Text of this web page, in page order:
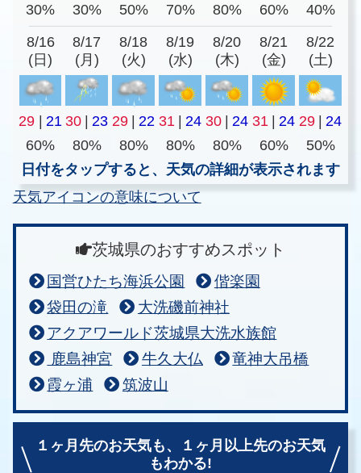
30%
30% 50% 70% 80% 60% 40%
8/16
(日)
8/17
(月)
8/18
(火)
8/19
(水)
8/20
(木)
8/21
(金)
8/22
(土)
29 21 30 23 29 22 31 24 30 24 31 24 29
24
60%
80% 80% 80% 80% 60%
50%
日付をタップすると、天気の詳細が表示されます
天気アイコンの意味について
茨城県のおすすめスポット
国営ひたち海浜公園
偕楽園
袋田の滝
大洗磯前神社
アクアワールド茨城県大洗水族館
鹿島神宮
牛久大仏
竜神大吊橋
霞ヶ浦
筑波山
１ヶ月先のお天気も、
１ヶ月以上先のお天気
もわかる!